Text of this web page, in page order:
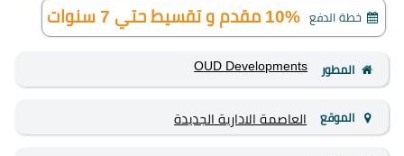
خطة الدفع 10% مقدم و تقسيط حتي 7 سنوات
المطور OUD Developments
الموقع العاصمة الادارية الجديدة